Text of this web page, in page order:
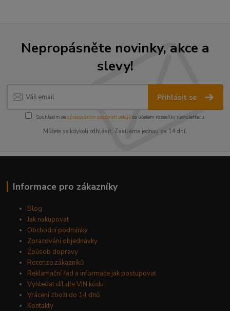
Nepropásněte novinky, akce a
slevy!
Přihlásit se
Souhlasím se zpracováním osobních údajůza účelem rozesílky newsletteru.
Můžete se kdykoli odhlásit. Zasíláme jednou za 14 dní.
Informace pro zákazníky
Blog
Jak nakupovat
Obchodní podmínky
Zpracování objednávky
Způsob dopravy
Recenze zákazníků
Reklamační řád a informace jak postupovat
Vyhledat díl dle VIN kódu
Vrácení zboží do 14 dnů
Kontakty